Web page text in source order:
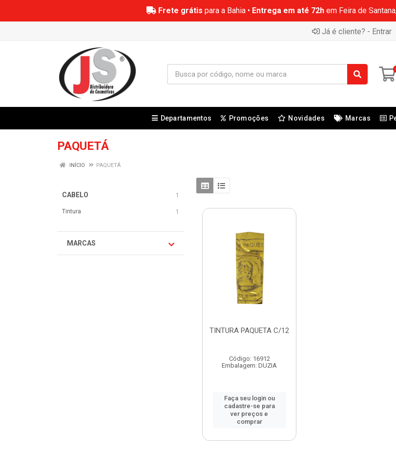
Frete grátis para a Bahia • Entrega em até 72hem Feira de
Já é cliente? - Entrar
Departamentos Promoções Novidades Marcas
PAQUETÁ
INÍCIO PAQUETÁ
CABELO 1
Tintura 1
MARCAS
TINTURA PAQUETA C/12
Código: 16912
Embalagem: DUZIA
Faça seu login ou
cadastre-se para
ver preços e
comprar